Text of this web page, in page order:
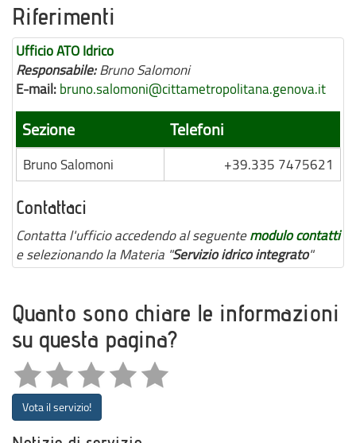
Riferimenti
Ufficio ATO Idrico
Responsabile:Bruno Salomoni
E-mail: bruno.salomoni@cittametropolitana.genova.it
Sezione Telefoni
Bruno Salomoni +39.335 7475621
Contattaci
Contatta l'ufficio accedendo al seguentemodulo contatti
e selezionando la Materia "Servizio idrico integrato"
Quanto sono chiare le informazioni
su questa pagina?
Vota il servizio!